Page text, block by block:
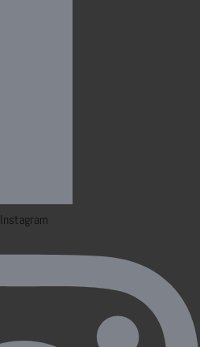
Instagram